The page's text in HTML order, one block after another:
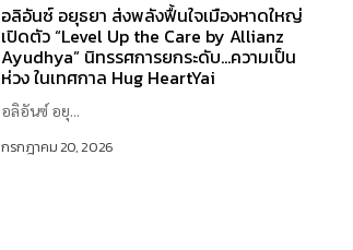
อลิอันซ์ อยุธยา ส่งพลังฟื้นใจเมืองหาดใหญ่
เปิดตัว “Level Up the Care by Allianz
Ayudhya” นิทรรศการยกระดับ…ความเป็น
ห่วง ในเทศกาล Hug HeartYai
อลิอันซ์ อยุ...
กรกฎาคม 20, 2026